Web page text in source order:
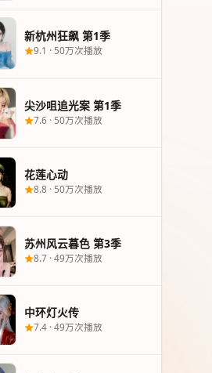
3
19集
新杭州狂飙 第1季
9.1 · 50万次播放
尖沙咀追光案 第1季
7.6 · 50万次播放
花莲心动
8.8 · 50万次播放
苏州风云暮色 第3季
8.7 ·49万次播放
中环灯火传
7.4 ·49万次播放